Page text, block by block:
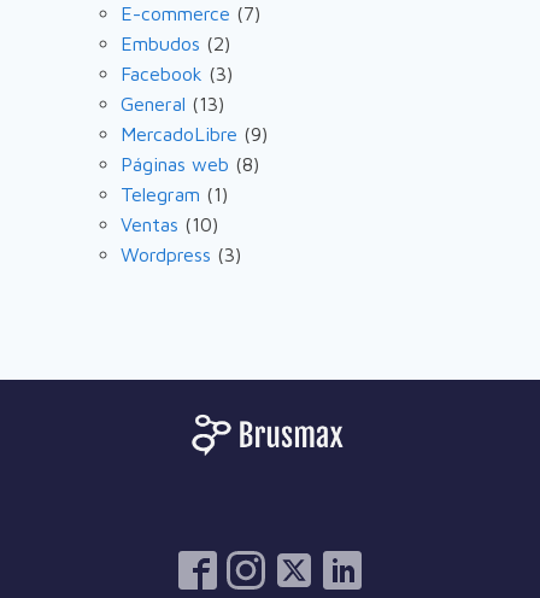
E-commerce (7)
Embudos (2)
Facebook (3)
General (13)
MercadoLibre (9)
Páginas web (8)
Telegram (1)
Ventas (10)
Wordpress (3)